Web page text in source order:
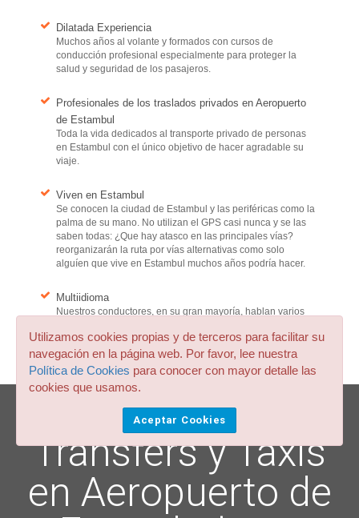
Dilatada Experiencia
Muchos años al volante y formados con cursos de
conducción profesional especialmente para proteger la
salud y seguridad de los pasajeros.
Profesionales de los traslados privados en Aeropuerto
de Estambul
Toda la vida dedicados al transporte privado de personas
en Estambul con el único objetivo de hacer agradable su
viaje.
Viven en Estambul
Se conocen la ciudad de Estambul y las periféricas como la
palma de su mano. No utilizan el GPS casi nunca y se las
saben todas: ¿Que hay atasco en las principales vías?
reorganizarán la ruta por vías alternativas como solo
alguíen que vive en Estambul muchos años podría hacer.
Multiidioma
Nuestros conductores, en su gran mayoría, hablan varios
Transfers y Taxis
en Aeropuerto de
Utilizamos cookies propias y de terceros para facilitar su
navegación en la página web. Por favor, lee nuestra
Política de Cookies para conocer con mayor detalle las
cookies que usamos.
Aceptar Cookies